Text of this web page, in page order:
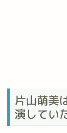
片山萌美
演してい